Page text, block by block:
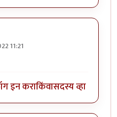
11:21
इन कराकिंवासदस्य व्हा